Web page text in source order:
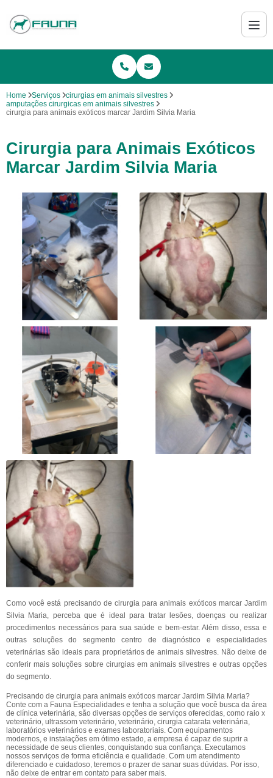
Home Serviços
cirurgias em animais silvestres
amputações cirurgicas em animais silvestres
cirurgia para animais exóticos marcar Jardim Silvia Maria
Cirurgia para Animais Exóticos
Marcar Jardim Silvia Maria
Como você está precisando de cirurgia para animais exóticos marcar Jardim
Silvia Maria, perceba que é ideal para tratar lesões, doenças ou realizar
procedimentos necessários para sua saúde e bem-estar. Além disso, essa e
outras soluções do segmento centro de diagnóstico e especialidades
veterinárias são ideais para proprietários de animais silvestres. Não deixe de
conferir mais soluções sobre cirurgias em animais silvestres e outras opções
do segmento.
Precisando de cirurgia para animais exóticos marcar Jardim Silvia Maria?
Conte com a Fauna Especialidades e tenha a solução que você busca da área
de clínica veterinária, são diversas opções de serviços oferecidas, como raio x
veterinário, ultrassom veterinário, veterinário, cirurgia catarata veterinária,
laboratórios veterinários e exames laboratoriais. Com equipamentos
modernos, e instalações em ótimo estado, a empresa é capaz de suprir a
necessidade de seus clientes, conquistando sua confiança. Executamos
nossos serviços de forma eficiência e qualidade. Com um atendimento
diferenciado e cuidadoso, teremos o prazer de sanar suas dúvidas. Por isso,
não deixe de entrar em contato para saber mais.